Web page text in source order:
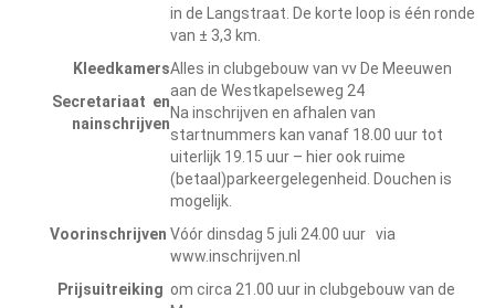
in de Langstraat. De korte loop is één ronde
van ± 3,3 km.
Kleedkamers
Secretariaat en
nainschrijven
Alles in clubgebouw van vv De Meeuwen
aan de Westkapelseweg 24
Na inschrijven en afhalen van
startnummers kan vanaf 18.00 uur tot
uiterlijk 19.15 uur – hier ook ruime
(betaal)parkeergelegenheid. Douchen is
mogelijk.
Voorinschrijven Vóór dinsdag 5 juli 24.00 uur via
www.inschrijven.nl
Prijsuitreiking om circa 21.00 uur in clubgebouw van de